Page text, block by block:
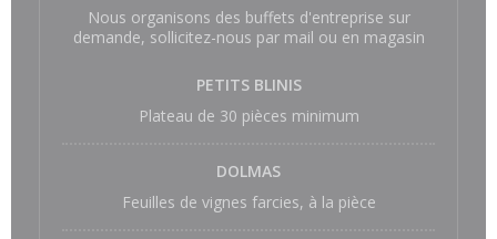
Nous organisons des buffets d'entreprise sur
demande, sollicitez-nous par mail ou en magasin
PETITS BLINIS
Plateau de 30 pièces minimum
DOLMAS
Feuilles de vignes farcies, à la pièce